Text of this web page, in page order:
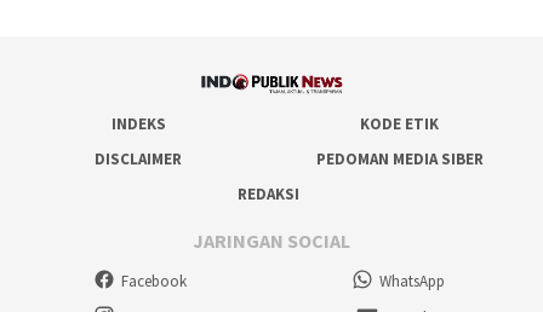
INDEKS
KODE ETIK
DISCLAIMER
PEDOMAN MEDIA SIBER
REDAKSI
JARINGAN SOCIAL
Facebook
WhatsApp